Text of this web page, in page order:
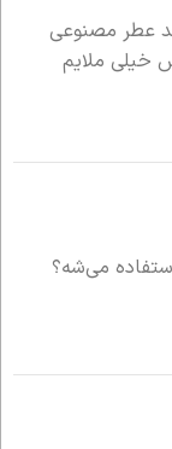
عطر مصنوعی
ملایم
می‌شه؟